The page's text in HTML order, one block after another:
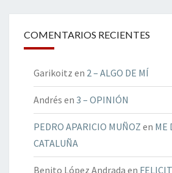
COMENTARIOS RECIENTES
Garikoitz en 2 – ALGO DE MÍ
Andrés en 3 – OPINIÓN
PEDRO APARICIO MUÑOZ en ME
CATALUÑA
Benito López Andrada en